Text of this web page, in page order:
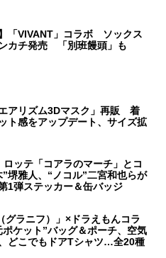
】「VIVANT」コラボ ソックス
カチ発売 「別班饅頭」も
アリズム3Dマスク」再販 着
ト感をアップデート、サイズ拡
ロッテ「コアラのマーチ」とコ
堺雅人、“ノコル”二宮和也らが
1弾ステッカー＆缶バッジ
グラニフ）」×ドラえもんコラ
ケット”バッグ＆ポーチ、空気
どこでもドアTシャツ…全20種